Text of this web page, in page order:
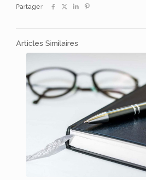
Partager
Articles Similaires